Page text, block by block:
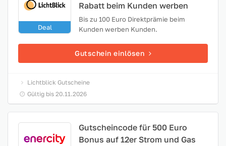
Deal
Rabatt beim Kunden werben
Bis zu 100 Euro Direktprämie beim
Kunden werben Kunden.
Gutschein einlösen
Lichtblick Gutscheine
Gültig bis 20.11.2026
Gutscheincode für 500 Euro
Bonus auf 12er Strom und Gas